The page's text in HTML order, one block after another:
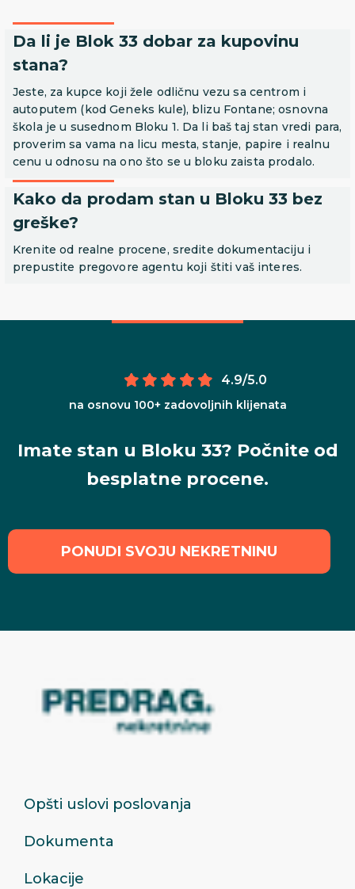
Da li je Blok 33 dobar za kupovinu
stana?
Jeste, za kupce koji žele odličnu vezu sa centrom i
autoputem (kod Geneks kule), blizu Fontane; osnovna
škola je u susednom Bloku 1. Da li baš taj stan vredi para,
proverim sa vama na licu mesta, stanje, papire i realnu
cenu u odnosu na ono što se u bloku zaista prodalo.
Kako da prodam stan u Bloku 33 bez
greške?
Krenite od realne procene, sredite dokumentaciju i
prepustite pregovore agentu koji štiti vaš interes.
4.9/5.0
na osnovu 100+ zadovoljnih klijenata
Imate stan u Bloku 33? Počnite od
besplatne procene.
PONUDI SVOJU NEKRETNINU
Opšti uslovi poslovanja
Dokumenta
Lokacije